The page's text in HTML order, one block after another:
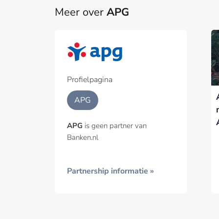
Meer over APG
Profielpagina
APG
APG is geen partner van
Banken.nl
Partnership informatie »
Een
het